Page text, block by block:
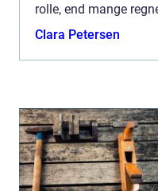
rolle, end mange
handler ikke kun om
Clara Petersen